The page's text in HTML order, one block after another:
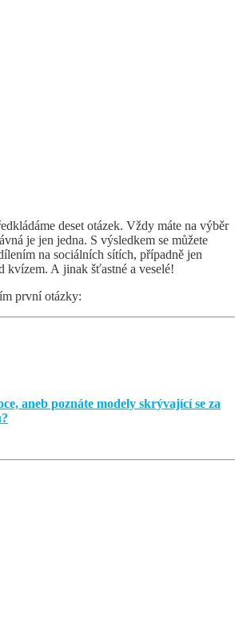
deset otázek. Vždy máte na výběr
je jen jedna. S výsledkem se můžete
na sociálních sítích, případně jen
kvízem. A jinak šťastné a veselé!
první otázky:
aneb poznáte modely skrývající se za